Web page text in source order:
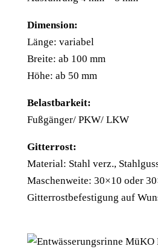
Dimension:
Länge: variabel
Breite: ab 100 mm
Höhe: ab 50 mm
Belastbarkeit:
Fußgänger/ PKW/ LKW
Gitterrost:
Material: Stahl verz.,
Maschenweite: 30×10 oder
Gitterrostbefestigung auf